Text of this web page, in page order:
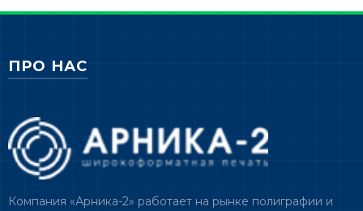
ПРО НАС
Компания «Арника-2» работает на рынке полиграфии и